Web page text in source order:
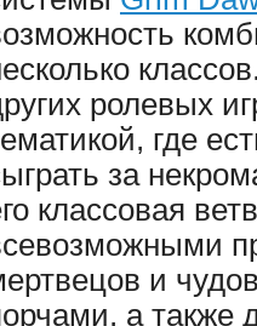
ролевых
где
за
классовая
и
а также